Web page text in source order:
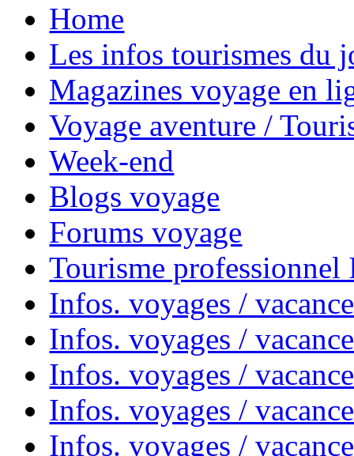
Home
Les infos tourismes du
Magazines voyage en
Voyage aventure /
Week-end
Blogs voyage
Forums voyage
Tourisme
Infos. voyages /
Infos. voyages /
Infos. voyages /
Infos. voyages /
Infos. voyages /